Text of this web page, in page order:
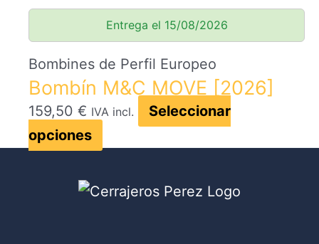
elegir
en
la
página
de
producto
Entrega el 15/08/2026
Bombines de Perfil Europeo
Bombín M&C MOVE [2026]
159,50 € IVA incl.
Seleccionar
opciones
tiene
múltiples